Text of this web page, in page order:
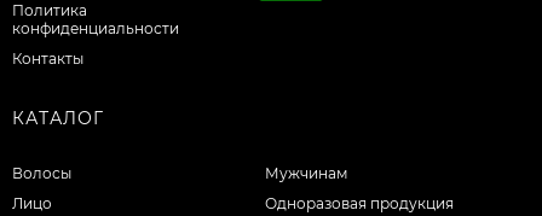
Политика
конфиденциальности
Контакты
КАТАЛОГ
Волосы
Лицо
Мужчинам
Одноразовая продукция